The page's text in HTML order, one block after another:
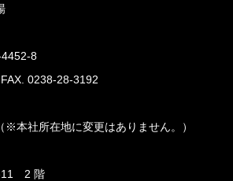
8
0238-28-3192
社所在地に変更はありません。）
11 2 階